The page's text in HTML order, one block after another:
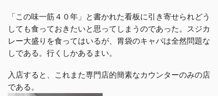
「この味一筋４０年」と書かれた看板に引き寄せられどう
しても食っておきたいと思ってしまうのであった。スジカ
レー大盛りを食ってはいるが、胃袋のキャパは全然問題な
しである。行くしかあるまい。
入店すると、これまた専門店的簡素なカウンターのみの店
である。